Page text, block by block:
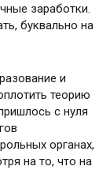
заработки.
буквально на
и
теорию
с нуля
органах,
на то, что на